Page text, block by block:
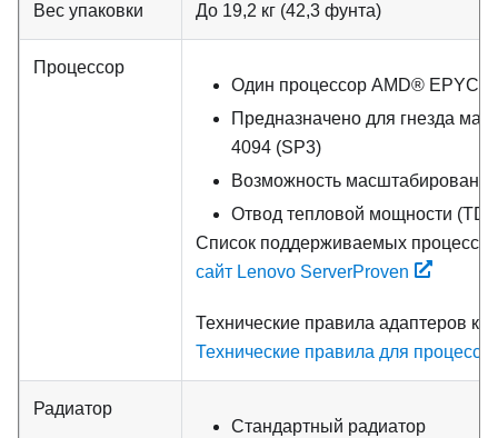
Вес упаковки До 19,2 кг (42,3 фунта)
Процессор
Один процессор AMD® EPYC™
Предназначено для гнезда
4094 (SP3)
Возможность
Отвод тепловой мощности
Список поддерживаемых
сайт Lenovo ServerProven
Технические правила адаптеров
Технические правила для
Радиатор
Стандартный радиатор